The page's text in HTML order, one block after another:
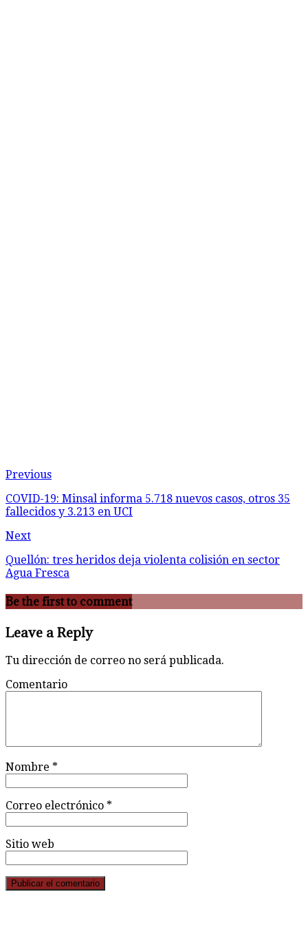
Previous
COVID-19: Minsal informa 5.718 nuevos casos, otros 35
fallecidos y 3.213 en UCI
Next
Quellón: tres heridos deja violenta colisión en sector
Agua Fresca
Be the first to comment
Leave a Reply
Tu dirección de correo no será publicada.
Comentario
Nombre *
Correo electrónico *
Sitio web